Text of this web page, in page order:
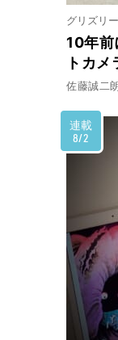
グリズリ
10年前
トカメ
佐藤誠二
連載
8/2